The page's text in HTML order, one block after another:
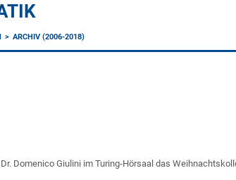
ARCHIV (2006-2018)
Domenico Giulini im Turing-Hörsaal das